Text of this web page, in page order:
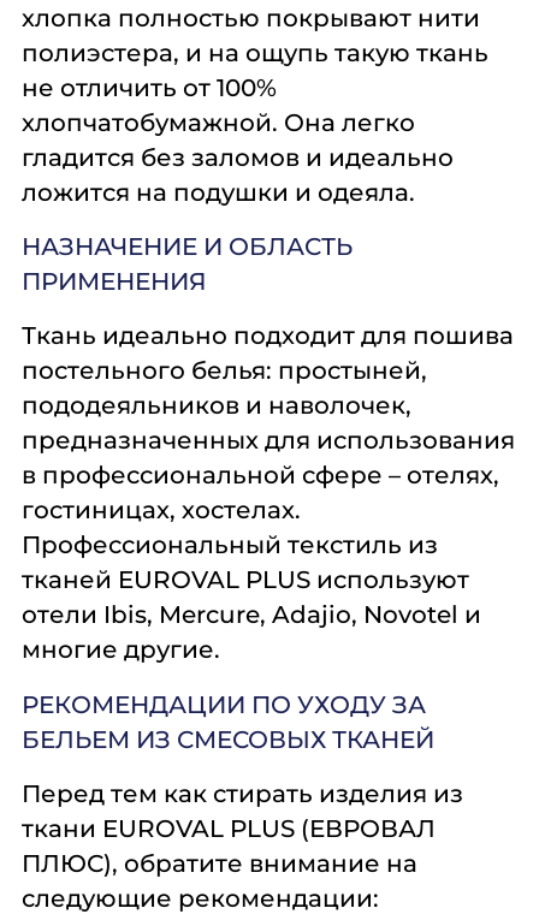
хлопка полностью покрывают нити
полиэстера, и на ощупь такую ткань
не отличить от 100%
хлопчатобумажной. Она легко
гладится без заломов и идеально
ложится на подушки и одеяла.
НАЗНАЧЕНИЕ И ОБЛАСТЬ
ПРИМЕНЕНИЯ
Ткань идеально подходит для пошива
постельного белья: простыней,
пододеяльников и наволочек,
предназначенных для использования
в профессиональной сфере – отелях,
гостиницах, хостелах.
Профессиональный текстиль из
тканей EUROVAL PLUS используют
отели Ibis, Mercure, Adajio, Novotel и
многие другие.
РЕКОМЕНДАЦИИ ПО УХОДУ ЗА
БЕЛЬЕМ ИЗ СМЕСОВЫХ ТКАНЕЙ
Перед тем как стирать изделия из
ткани EUROVAL PLUS (ЕВРОВАЛ
ПЛЮС), обратите внимание на
следующие рекомендации: